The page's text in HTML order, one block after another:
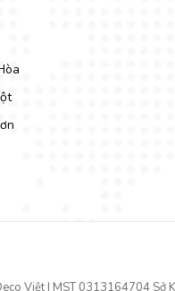
thoát, hiện đại đi kèm tone
Việt | MST 0313164704 Sở